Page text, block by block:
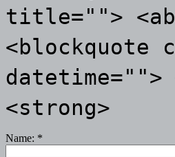
title="">
<blockquote
<strong>
Name: *